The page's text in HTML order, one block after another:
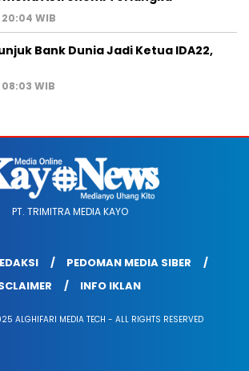
WIB
Bank Dunia Jadi Ketua IDA22,
WIB
PT. TRIMITRA MEDIA KAYO
PEDOMAN MEDIA SIBER
INFO IKLAN
ALGHIFARI MEDIA TECH - ALL RIGHTS RESERVED